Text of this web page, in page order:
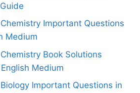
Important Questions
Medium
Book Solutions
Medium
Important Questions in